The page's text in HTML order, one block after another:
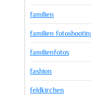
familien
familien
familienfotos
fashion
feldkirchen